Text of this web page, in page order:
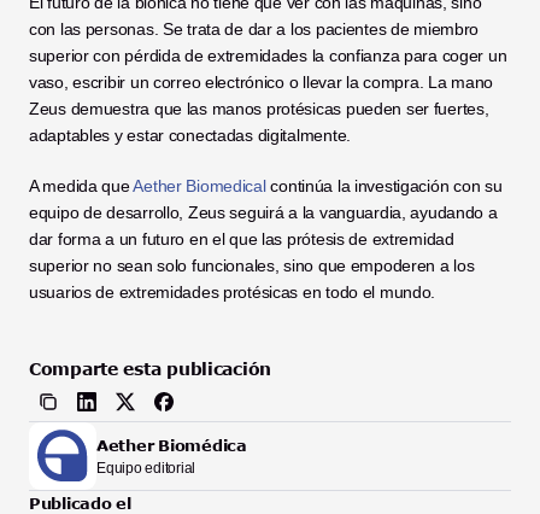
con las personas. Se trata de dar a los pacientes de miembro
superior con pérdida de extremidades la confianza para coger un
vaso, escribir un correo electrónico o llevar la compra. La mano
Zeus demuestra que las manos protésicas pueden ser fuertes,
adaptables y estar conectadas digitalmente.
A medida que Aether Biomedical continúa la investigación con su
equipo de desarrollo, Zeus seguirá a la vanguardia, ayudando a
dar forma a un futuro en el que las prótesis de extremidad
superior no sean solo funcionales, sino que empoderen a los
usuarios de extremidades protésicas en todo el mundo.
Comparte esta publicación
Aether Biomédica
Equipo editorial
Publicado el